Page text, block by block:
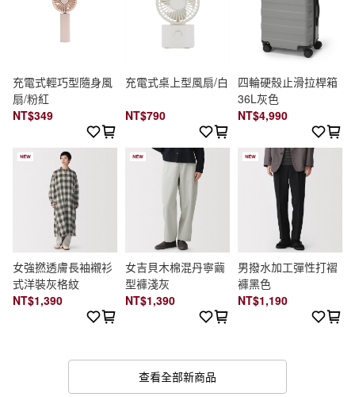
充電式輕巧型隨身風
扇/粉紅
NT$349
充電式桌上型風扇/白
NT$790
四輪硬殼止滑拉桿箱
36L灰色
NT$4,990
女強撚透膚長袖襯衫
式洋裝灰格紋
NT$1,390
女吉貝木棉混丹寧繭
型褲淺灰
NT$1,390
男撥水加工彈性打褶
褲黑色
NT$1,190
查看全部新商品